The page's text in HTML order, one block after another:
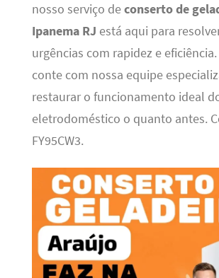
nosso serviço deconserto de
Ipanema RJ está aqui para
urgências com rapidez e eficiência.
conte com nossa equipe
restaurar o funcionamento ideal
eletrodoméstico o quanto antes.
FY95CW3.